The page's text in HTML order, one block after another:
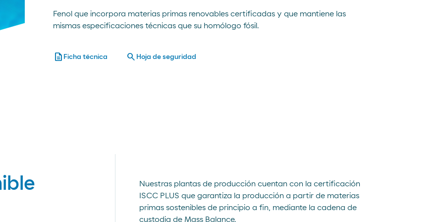
Fenol que incorpora materias primas renovables certificadas y que mantiene las
mismas especificaciones técnicas que su homólogo fósil.
description Ficha técnica search Hoja de seguridad
Nuestras plantas de producción cuentan con la certificación
ISCC PLUS que garantiza la producción a partir de materias
primas sostenibles de principio a fin, mediante la cadena de
custodia de Mass Balance.